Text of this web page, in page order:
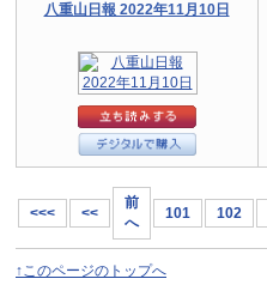
八重山日報 2022年11月10日
<<< <<
前
へ
101 102
↑このページのトップへ